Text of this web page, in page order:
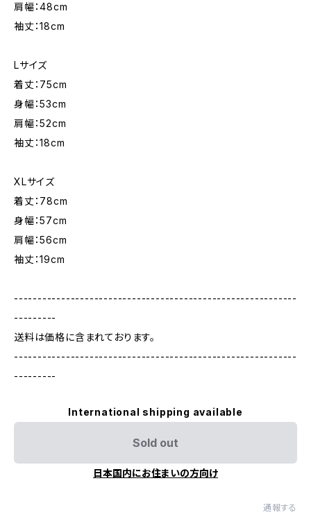
肩幅：48cm
袖丈：18cm
Lサイズ
着丈：75cm
身幅：53cm
肩幅：52cm
袖丈：18cm
XLサイズ
着丈：78cm
身幅：57cm
肩幅：56cm
袖丈：19cm
------------------------------------------------------------
---------
送料は価格に含まれております。
------------------------------------------------------------
---------
International shipping available
Sold out
日本国内にお住まいの方向け
通報する